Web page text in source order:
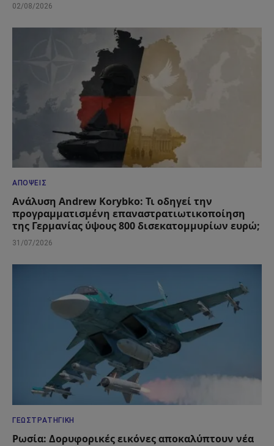
02/08/2026
ΑΠΌΨΕΙΣ
Ανάλυση Andrew Korybko: Τι οδηγεί την
προγραμματισμένη επαναστρατιωτικοποίηση
της Γερμανίας ύψους 800 δισεκατομμυρίων ευρώ;
31/07/2026
ΓΕΩΣΤΡΑΤΗΓΙΚΉ
Ρωσία: Δορυφορικές εικόνες αποκαλύπτουν νέα